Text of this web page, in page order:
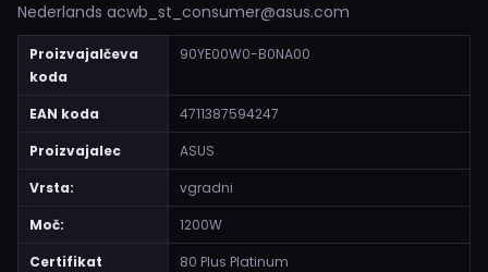
Nederlands acwb_st_consumer@asus.com
Proizvajalčeva
koda
90YE00W0-B0NA00
EAN koda
4711387594247
Proizvajalec
ASUS
Vrsta:
vgradni
Moč:
1200W
Certifikat
80 Plus Platinum